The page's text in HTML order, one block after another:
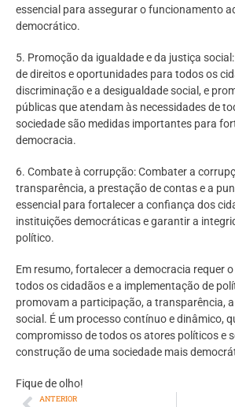
essencial para assegurar o funcionamento
democrático.
5. Promoção da igualdade e da justiça
de direitos e oportunidades para todos os
discriminação e a desigualdade social, e
públicas que atendam às necessidades de
sociedade são medidas importantes para
democracia.
6. Combate à corrupção: Combater a
transparência, a prestação de contas e a
essencial para fortalecer a confiança dos
instituições democráticas e garantir a
político.
Em resumo, fortalecer a democracia requer
todos os cidadãos e a implementação de
promovam a participação, a transparência,
social. É um processo contínuo e dinâmico,
compromisso de todos os atores políticos e
construção de uma sociedade mais
Fique de olho!
ANTERIOR